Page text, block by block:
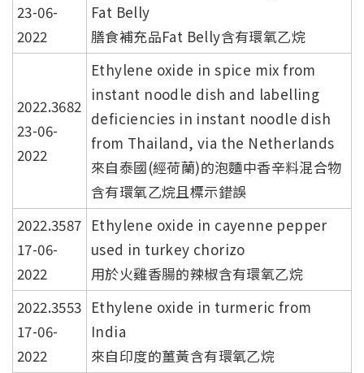
23-06-
2022
Fat Belly
膳食補充品Fat Belly含有環氧乙烷
2022.3682
23-06-
2022
Ethylene oxide in spice mix from
instant noodle dish and labelling
deficiencies in instant noodle dish
from Thailand, via the Netherlands
來自泰國(經荷蘭)的泡麵中香辛料混合物
含有環氧乙烷且標示錯誤
2022.3587
17-06-
2022
Ethylene oxide in cayenne pepper
used in turkey chorizo
用於火雞香腸的辣椒含有環氧乙烷
2022.3553
17-06-
2022
Ethylene oxide in turmeric from
India
來自印度的薑黃含有環氧乙烷